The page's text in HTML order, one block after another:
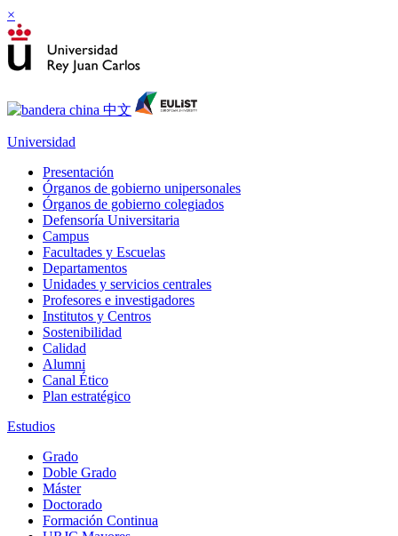
×
Universidad
Presentación
Órganos de gobierno unipersonales
Órganos de gobierno colegiados
Defensoría Universitaria
Campus
Facultades y Escuelas
Departamentos
Unidades y servicios centrales
Profesores e investigadores
Institutos y Centros
Sostenibilidad
Calidad
Alumni
Canal Ético
Plan estratégico
Estudios
Grado
Doble Grado
Máster
Doctorado
Formación Continua